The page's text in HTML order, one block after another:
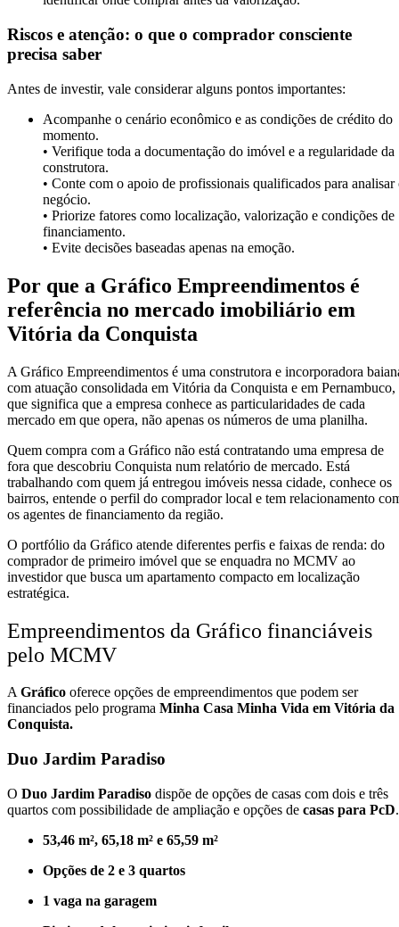
Riscos e atenção: o que o comprador consciente
precisa saber
Antes de investir, vale considerar alguns pontos importantes:
Acompanhe o cenário econômico e as condições de crédito do
momento.
• Verifique toda a documentação do imóvel e a regularidade da
construtora.
• Conte com o apoio de profissionais qualificados para analisar
negócio.
• Priorize fatores como localização, valorização e condições de
financiamento.
• Evite decisões baseadas apenas na emoção.
Por que a Gráfico Empreendimentos é
referência no mercado imobiliário em
Vitória da Conquista
A Gráfico Empreendimentos é uma construtora e incorporadora
com atuação consolidada em Vitória da Conquista e em Pernambuco,
que significa que a empresa conhece as particularidades de cada
mercado em que opera, não apenas os números de uma planilha.
Quem compra com a Gráfico não está contratando uma empresa de
fora que descobriu Conquista num relatório de mercado. Está
trabalhando com quem já entregou imóveis nessa cidade, conhece os
bairros, entende o perfil do comprador local e tem relacionamento
os agentes de financiamento da região.
O portfólio da Gráfico atende diferentes perfis e faixas de renda: do
comprador de primeiro imóvel que se enquadra no MCMV ao
investidor que busca um apartamento compacto em localização
estratégica.
Empreendimentos da Gráfico financiáveis
pelo MCMV
AGráfico oferece opções de empreendimentos que podem ser
financiados pelo programa Minha Casa Minha Vida em Vitória da
Conquista.
Duo Jardim Paradiso
O Duo Jardim Paradiso dispõe de opções de casas com dois e três
quartos com possibilidade de ampliação e opções de casas para PcD.
53,46 m², 65,18 m² e 65,59 m²
Opções de 2 e 3 quartos
1 vaga na garagem